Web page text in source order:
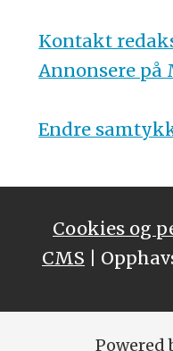
Kontakt
Annonsere på
Endre
Cookies og
CMS |
Powered